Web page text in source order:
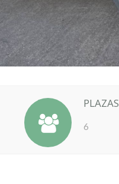
PLAZAS
6